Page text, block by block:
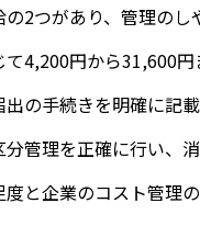
2つがあり、管理の
4,200円から31,600
の手続きを明確に記
管理を正確に行い、
と企業のコスト管理